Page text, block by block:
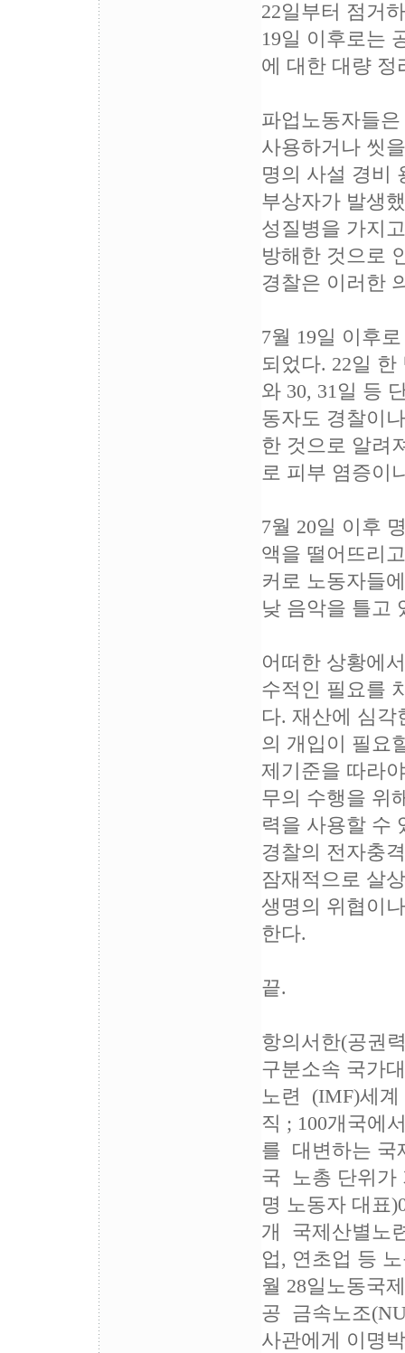
22일부터 점거
19일 이후로는
에 대한 대량 정
파업노동자들
사용하거나 씻
명의 사설 경비
부상자가 발생
성질병을 가지
방해한 것으로
경찰은 이러한
7월 19일 이후
되었다. 22일
와 30, 31일 등
동자도 경찰이
한 것으로 알려
로 피부 염증이
7월 20일 이후
액을 떨어뜨리
커로 노동자들
낮 음악을 틀고
어떠한 상황에
수적인 필요를
다. 재산에 심
의 개입이 필요
제기준을 따라
무의 수행을 위
력을 사용할 수
경찰의 전자충
잠재적으로 살
생명의 위협이
한다.
끝.
항의서한(공권
구분소속 국가
노련 (IMF)세계
직 ; 100개국에
를 대변하는 국
국 노총 단위가
명 노동자 대표
개 국제산별노
업, 연초업 등
월 28일노동
공 금속노조
사관에게 이명